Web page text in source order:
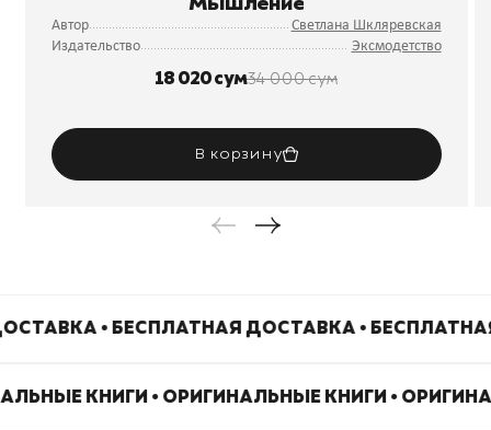
Автор
Светлана Шкляревская
Издательство
Эксмодетство
18 020 сум34 000 сум
В корзину
• БЕСПЛАТНАЯ ДОСТАВКА •
КНИГИ • ОРИГИНАЛЬНЫЕ КНИГИ •